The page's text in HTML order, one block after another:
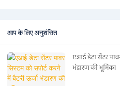
आप के लिए अनुशंसित
एआई डेटा सेंटर
भंडारण की भूमिका